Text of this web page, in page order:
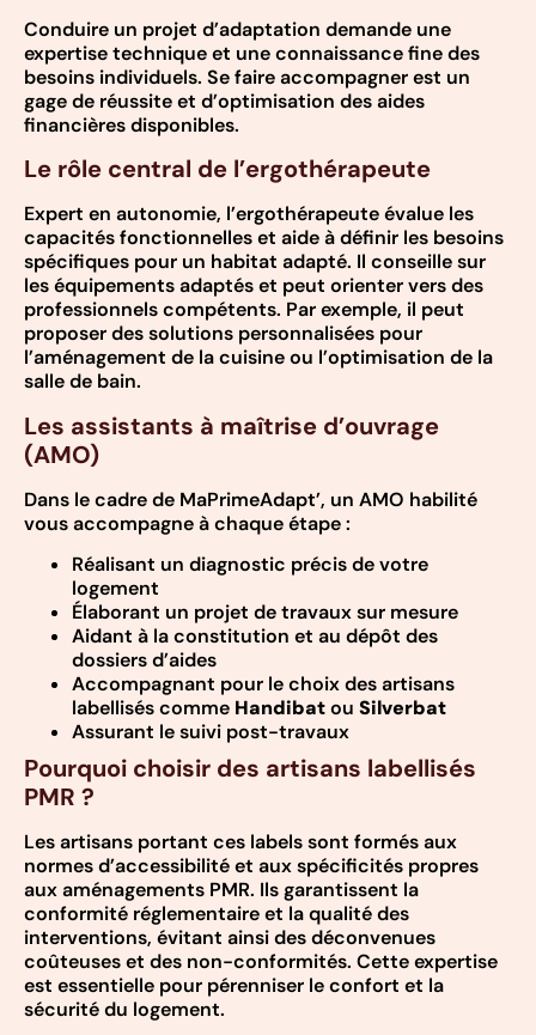
Conduire un projet d’adaptation demande une
expertise technique et une connaissance fine des
besoins individuels. Se faire accompagner est un
gage de réussite et d’optimisation des aides
financières disponibles.
Le rôle central de l’ergothérapeute
Expert en autonomie, l’ergothérapeute évalue les
capacités fonctionnelles et aide à définir les besoins
spécifiques pour un habitat adapté. Il conseille sur
les équipements adaptés et peut orienter vers des
professionnels compétents. Par exemple, il peut
proposer des solutions personnalisées pour
l’aménagement de la cuisine ou l’optimisation de la
salle de bain.
Les assistants à maîtrise d’ouvrage
(AMO)
Dans le cadre de MaPrimeAdapt’, un AMO habilité
vous accompagne à chaque étape :
Réalisant un diagnostic précis de votre
logement
Élaborant un projet de travaux sur mesure
Aidant à la constitution et au dépôt des
dossiers d’aides
Accompagnant pour le choix des artisans
labellisés comme Handibatou Silverbat
Assurant le suivi post-travaux
Pourquoi choisir des artisans labellisés
PMR ?
Les artisans portant ces labels sont formés aux
normes d’accessibilité et aux spécificités propres
aux aménagements PMR. Ils garantissent la
conformité réglementaire et la qualité des
interventions, évitant ainsi des déconvenues
coûteuses et des non-conformités. Cette expertise
est essentielle pour pérenniser le confort et la
sécurité du logement.